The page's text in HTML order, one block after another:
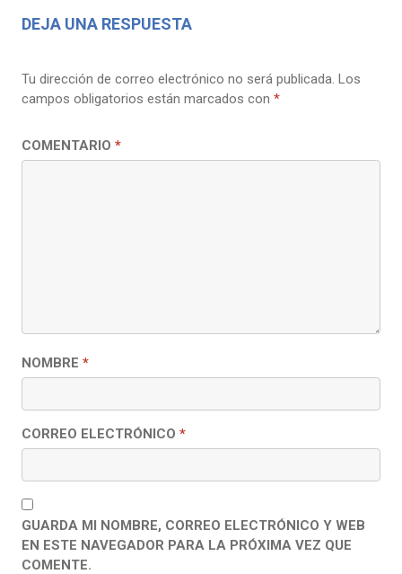
DEJA UNA RESPUESTA
Tu dirección de correo electrónico no será publicada. Los
campos obligatorios están marcados con *
COMENTARIO *
NOMBRE *
CORREO ELECTRÓNICO *
GUARDA MI NOMBRE, CORREO ELECTRÓNICO Y WEB
EN ESTE NAVEGADOR PARA LA PRÓXIMA VEZ QUE
COMENTE.